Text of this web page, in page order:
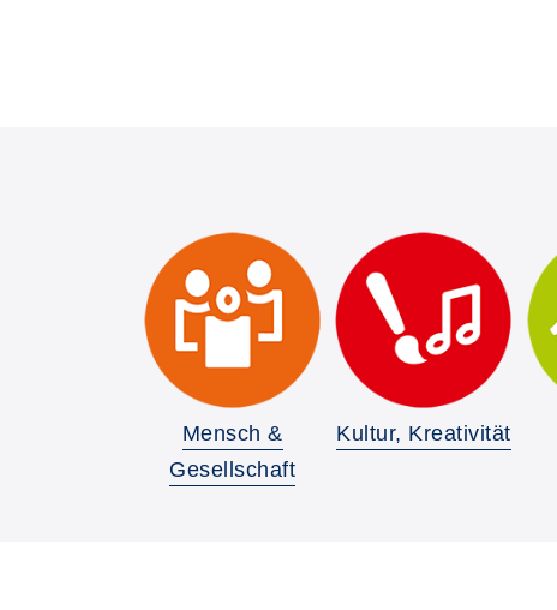
Mensch &
Gesellschaft
Kultur, Kreativität